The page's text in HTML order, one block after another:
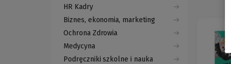
HR Kadry
Biznes, ekonomia, marketing
Ochrona Zdrowia
Medycyna
Podręczniki szkolne i nauka